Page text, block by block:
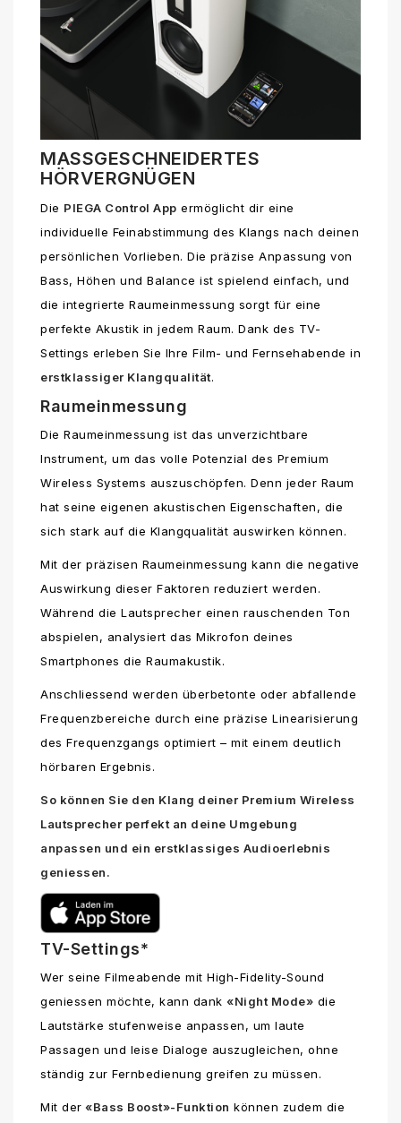
MASSGESCHNEIDERTES
HÖRVERGNÜGEN
Die PIEGA Control App ermöglicht dir eine
individuelle Feinabstimmung des Klangs nach deinen
persönlichen Vorlieben. Die präzise Anpassung von
Bass, Höhen und Balance ist spielend einfach, und
die integrierte Raumeinmessung sorgt für eine
perfekte Akustik in jedem Raum. Dank des TV-
Settings erleben Sie Ihre Film- und Fernsehabende in
erstklassiger Klangqualität.
Raumeinmessung
Die Raumeinmessung ist das unverzichtbare
Instrument, um das volle Potenzial des Premium
Wireless Systems auszuschöpfen. Denn jeder Raum
hat seine eigenen akustischen Eigenschaften, die
sich stark auf die Klangqualität auswirken können.
Mit der präzisen Raumeinmessung kann die negative
Auswirkung dieser Faktoren reduziert werden.
Während die Lautsprecher einen rauschenden Ton
abspielen, analysiert das Mikrofon deines
Smartphones die Raumakustik.
Anschliessend werden überbetonte oder abfallende
Frequenzbereiche durch eine präzise Linearisierung
des Frequenzgangs optimiert – mit einem deutlich
hörbaren Ergebnis.
So können Sie den Klang deiner Premium Wireless
Lautsprecher perfekt an deine Umgebung
anpassen und ein erstklassiges Audioerlebnis
geniessen.
TV-Settings*
Wer seine Filmeabende mit High-Fidelity-Sound
geniessen möchte, kann dank «Night Mode» die
Lautstärke stufenweise anpassen, um laute
Passagen und leise Dialoge auszugleichen, ohne
ständig zur Fernbedienung greifen zu müssen.
Mit der «Bass Boost»-Funktion können zudem die